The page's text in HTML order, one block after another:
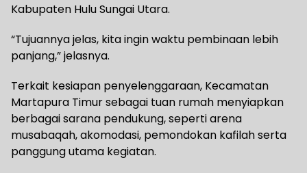
Kabupaten Hulu Sungai Utara.
“Tujuannya jelas, kita ingin waktu pembinaan lebih
panjang,” jelasnya.
Terkait kesiapan penyelenggaraan, Kecamatan
Martapura Timur sebagai tuan rumah menyiapkan
berbagai sarana pendukung, seperti arena
musabaqah, akomodasi, pemondokan kafilah serta
panggung utama kegiatan.